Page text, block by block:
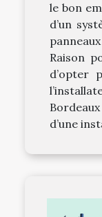
le bon
d’un
Raison
d’opter
d’une